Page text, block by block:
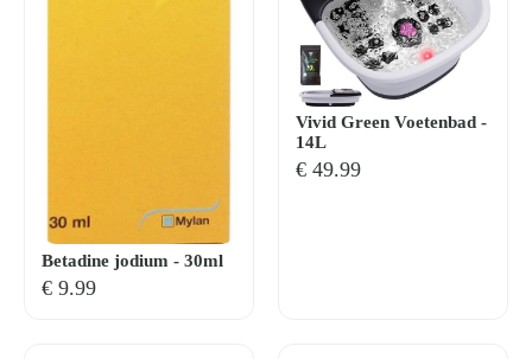
Betadine jodium - 30ml
€ 9.99
Vivid Green Voetenbad -
14L
€ 49.99